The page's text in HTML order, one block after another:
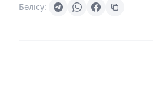
Бөлісу: